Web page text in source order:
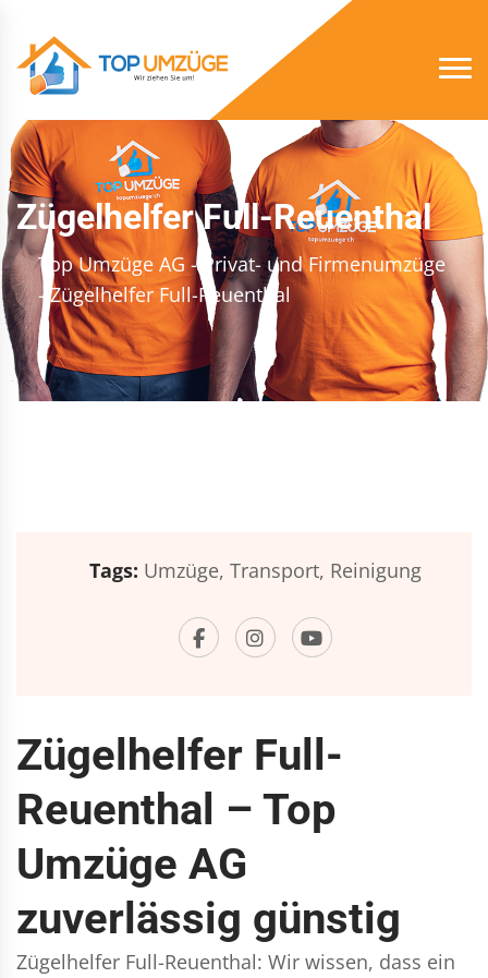
Zügelhelfer Full-Reuenthal
Top Umzüge AG - Privat- und Firmenumzüge
- Zügelhelfer Full-Reuenthal
Tags: Umzüge, Transport, Reinigung
Zügelhelfer Full-
Reuenthal – Top
Umzüge AG
zuverlässig günstig
Zügelhelfer Full-Reuenthal: Wir wissen, dass ein